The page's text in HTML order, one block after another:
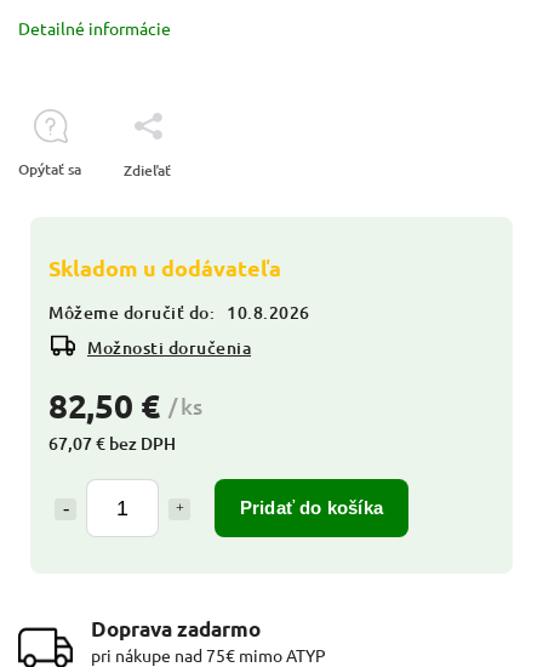
82,50 € / ks
67,07 € bez DPH
Pridať do košíka
Skladom u dodávateľa
Môžeme doručiť do:
10.8.2026
Možnosti doručenia
Detailné informácie
Opýtať sa Zdieľať
Doprava zadarmo
pri nákupe nad 75€ mimo ATYP